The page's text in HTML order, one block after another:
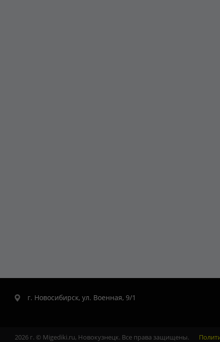
г. Новосибирск, ул. Военная, 9/1
2026 г. © Migediki.ru, Новокузнецк. Все права защищены.